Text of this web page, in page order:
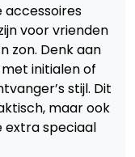
accessoires
voor vrienden
zon. Denk aan
initialen of
stijl. Dit
maar ook
extra speciaal